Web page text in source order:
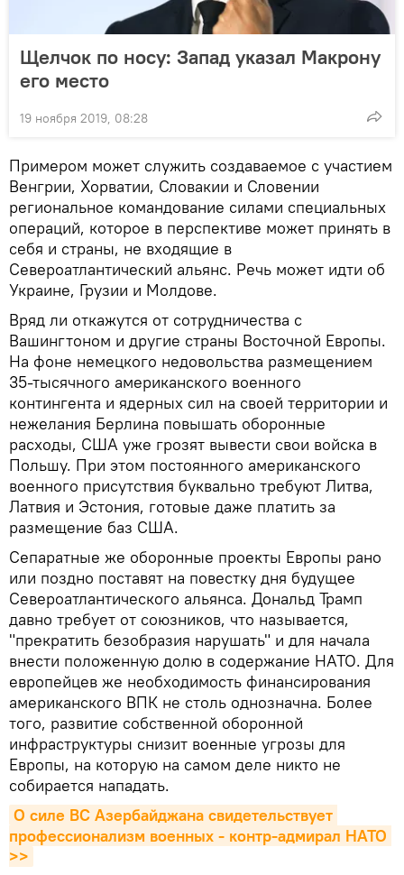
Щелчок по носу: Запад указал Макрону
его место
19 ноября 2019, 08:28
Примером может служить создаваемое с участием
Венгрии, Хорватии, Словакии и Словении
региональное командование силами специальных
операций, которое в перспективе может принять в
себя и страны, не входящие в
Североатлантический альянс. Речь может идти об
Украине, Грузии и Молдове.
Вряд ли откажутся от сотрудничества с
Вашингтоном и другие страны Восточной Европы.
На фоне немецкого недовольства размещением
35-тысячного американского военного
контингента и ядерных сил на своей территории и
нежелания Берлина повышать оборонные
расходы, США уже грозят вывести свои войска в
Польшу. При этом постоянного американского
военного присутствия буквально требуют Литва,
Латвия и Эстония, готовые даже платить за
размещение баз США.
Сепаратные же оборонные проекты Европы рано
или поздно поставят на повестку дня будущее
Североатлантического альянса. Дональд Трамп
давно требует от союзников, что называется,
"прекратить безобразия нарушать" и для начала
внести положенную долю в содержание НАТО. Для
европейцев же необходимость финансирования
американского ВПК не столь однозначна. Более
того, развитие собственной оборонной
инфраструктуры снизит военные угрозы для
Европы, на которую на самом деле никто не
собирается нападать.
О силе ВС Азербайджана свидетельствует
профессионализм военных - контр-адмирал НАТО
>>